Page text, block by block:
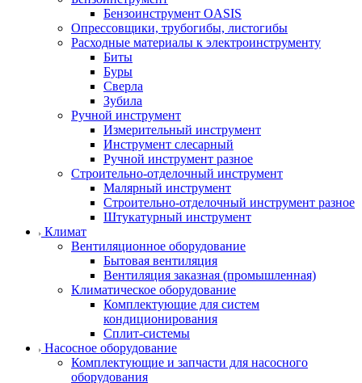
Бензоинструмент OASIS
Опрессовщики, трубогибы, листогибы
Расходные материалы к электроинструменту
Биты
Буры
Сверла
Зубила
Ручной инструмент
Измерительный инструмент
Инструмент слесарный
Ручной инструмент разное
Строительно-отделочный инструмент
Малярный инструмент
Строительно-отделочный инструмент разное
Штукатурный инструмент
Климат
Вентиляционное оборудование
Бытовая вентиляция
Вентиляция заказная (промышленная)
Климатическое оборудование
Комплектующие для систем
кондиционирования
Сплит-системы
Насосное оборудование
Комплектующие и запчасти для насосного
оборудования